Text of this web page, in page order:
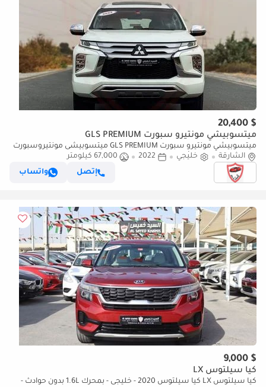
$ 20,400
ميتسوبيشي مونتيرو سبورت GLS PREMIUM
ميتسوبيشي مونتيرو سبورت GLS PREMIUM ميتسوبيشى مونتيروسبورت
- 2022 - خليجى - فل أوبشن -بمحرك 3.0 - عدد 7 -ممشى قليل- بحاله ممتازة
الشارقة خليجي 2022
67,000 كيلومتر
إتصل
واتساب
$ 9,000
كيا سيلتوس LX
كيا سيلتوس LX كيا سيلتوس 2020 - خليجى - بمحرك 1.6L بدون حوادث -